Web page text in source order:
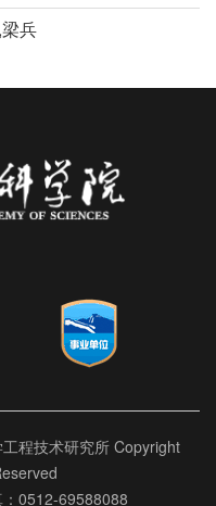
兵
程技术研究所 Copyright
0512-69588088